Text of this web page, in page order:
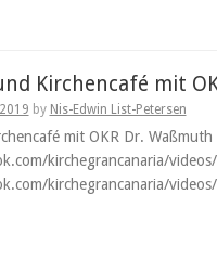
Kirchencafé mit
by Nis-Edwin List-Petersen
mit OKR Dr.
kirchegrancanaria/
kirchegrancanaria/